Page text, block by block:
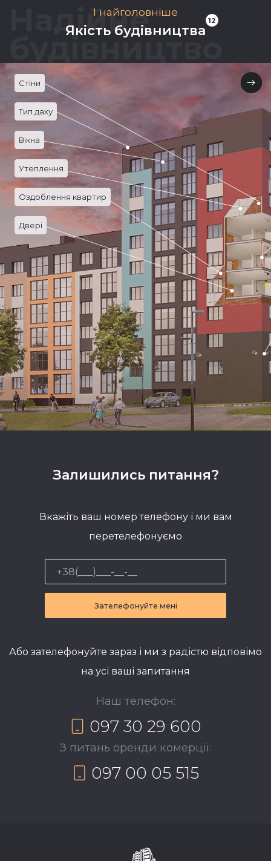
Надійне
будівництво
I найголовніше
Якість будівництва
12
Стіни
Тип даху
Вікна
Утеплення
Оздоблення квартир
Двері
Залишились питання?
Вкажіть ваш номер телефону і ми вам
перетелефонуємо
Зателефонуйте мені
Або зателефонуйте зараз і ми з радістю відповімо
на усі ваші запитання
Наш телефон:
097 30 29 600
З питань оренди комерції:
097 00 05 515